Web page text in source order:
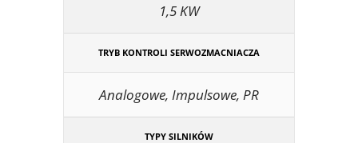
1,5 KW
TRYB KONTROLI SERWOZMACNIACZA
Analogowe, Impulsowe, PR
TYPY SILNIKÓW